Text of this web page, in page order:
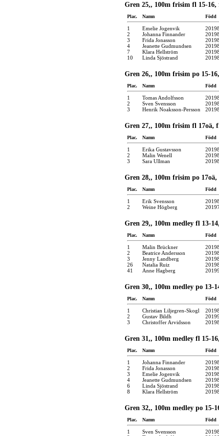
Gren 25,, 100m frisim fl 15-
Plac. Namn Född
1 Emelie Jogenvik
2
Johanna Finnander
3
Frida Jonasson
4
Jeanette Gudmundsen
7
Klara Hellström
10
Linda Sjöstrand
Gren 26,, 100m frisim po 15-
Plac. Namn Född
1 Tomas Andolfsson
2
Sven Svensson
3
Henrik Noaksson-Persson
Gren 27,, 100m frisim fl 17oä,
Plac. Namn Född
1 Erika Gustavsson
2
Malin Wenell
3
Sara Ullman
Gren 28,, 100m frisim po
Plac. Namn Född
1 Erik Svensson
2
Weine Högberg
Gren 29,, 100m medley fl 13-
Plac. Namn Född
1 Malin Brückner
2
Beatrice Andersson
3
Jenny Landberg
26
Natalia Ruiz
41
Anne Hagberg
Gren 30,, 100m medley po 13-
Plac. Namn Född
1 Christian Liljegren-Skogl
2
Gustav Bildh
3
Christoffer Arvidsson
Gren 31,, 100m medley fl 15-
Plac. Namn Född
1 Johanna Finnander
2
Frida Jonasson
3
Emelie Jogenvik
4
Jeanette Gudmundsen
6
Linda Sjöstrand
8
Klara Hellström
Gren 32,, 100m medley po 15-
Plac. Namn Född
1 Sven Svensson